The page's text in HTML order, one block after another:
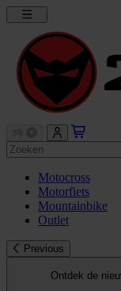
Motocross
Motorfiets
Mountainbike
Outlet
Previous
Ontdek de